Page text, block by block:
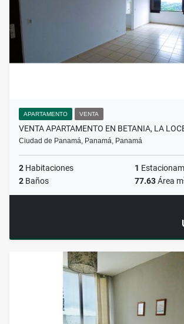
APARTAMENTO VENTA
VENTA APARTAMENTO EN BETANIA, LA
Ciudad de Panamá, Panamá, Panamá
2 Habitaciones 1
2 Baños 77.63Área m